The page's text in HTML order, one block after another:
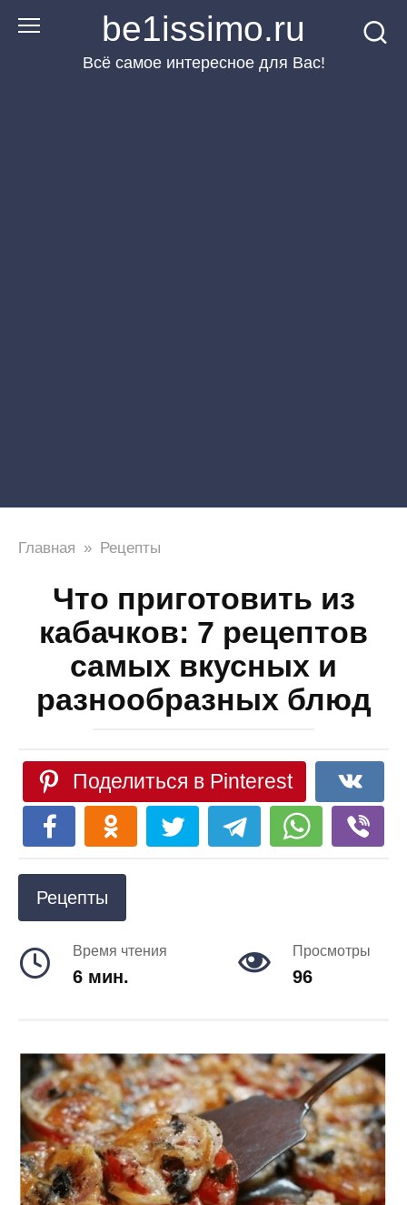
Перейти
be1issimo.ru
Всё самое интересное для Вас!
Главная » Рецепты
Что приготовить из
кабачков: 7 рецептов
самых вкусных и
разнообразных блюд
Поделиться в Pinterest
Рецепты
Время чтения
6 мин.
Просмотры
96